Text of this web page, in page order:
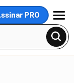
PRO
MENU